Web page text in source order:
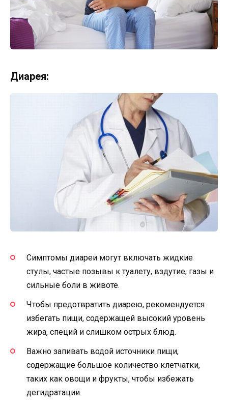
Диарея:
Симптомы диареи могут включать жидкие
стулы, частые позывы к туалету, вздутие, газы и
сильные боли в животе.
Чтобы предотвратить диарею, рекомендуется
избегать пищи, содержащей высокий уровень
жира, специй и слишком острых блюд.
Важно запивать водой источники пищи,
содержащие большое количество клетчатки,
таких как овощи и фрукты, чтобы избежать
дегидратации.